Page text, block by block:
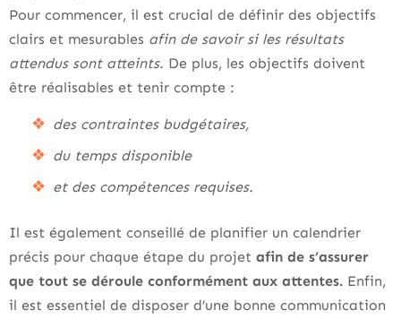
Pour commencer, il est crucial de définir des objectifs
clairs et mesurables afin de savoir si les résultats
attendus sont atteints. De plus, les objectifs doivent
être réalisables et tenir compte :
des contraintes budgétaires,
du temps disponible
et des compétences requises.
Il est également conseillé de planifier un calendrier
précis pour chaque étape du projet afin de s’assurer
que tout se déroule conformément aux attentes. Enfin,
il est essentiel de disposer d’une bonne communication